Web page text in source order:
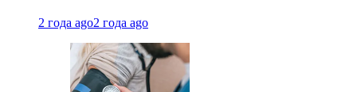
2 года ago2 года ago